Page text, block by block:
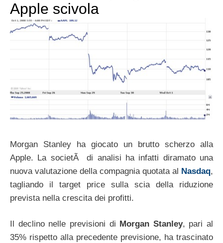
Apple scivola
Morgan Stanley ha giocato un brutto scherzo alla
Apple. La societÃ di analisi ha infatti diramato una
nuova valutazione della compagnia quotata al Nasdaq,
tagliando il target price sulla scia della riduzione
prevista nella crescita dei profitti.
Il declino nelle previsioni di Morgan Stanley, pari al
35% rispetto alla precedente previsione, ha trascinato